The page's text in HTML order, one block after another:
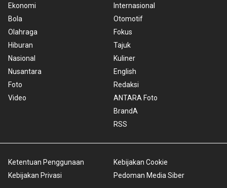
Ekonomi
Bola
Olahraga
Hiburan
Nasional
Nusantara
Foto
Video
Internasional
Otomotif
Fokus
Tajuk
Kuliner
English
Redaksi
ANTARA Foto
BrandA
RSS
Ketentuan Penggunaan
Kebijakan Privasi
Kebijakan Cookie
Pedoman Media Siber